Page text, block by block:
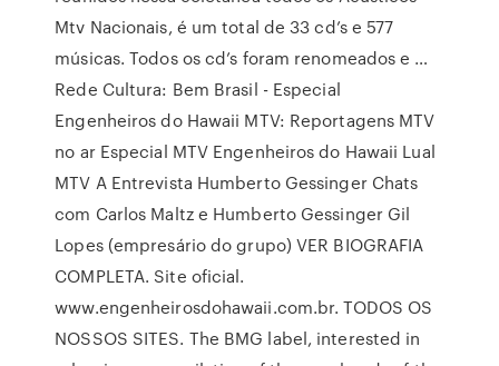
Mtv Nacionais, é um total de 33 cd’s e 577
músicas. Todos os cd’s foram renomeados e …
Rede Cultura: Bem Brasil - Especial
Engenheiros do Hawaii MTV: Reportagens MTV
no ar Especial MTV Engenheiros do Hawaii Lual
MTV A Entrevista Humberto Gessinger Chats
com Carlos Maltz e Humberto Gessinger Gil
Lopes (empresário do grupo) VER BIOGRAFIA
COMPLETA. Site oficial.
www.engenheirosdohawaii.com.br. TODOS OS
NOSSOS SITES. The BMG label, interested in